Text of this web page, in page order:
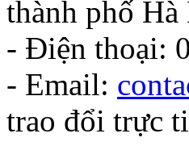
thành phố Hà
- Điện thoại:
- Email:
trao đổi trực